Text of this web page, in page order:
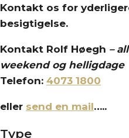
Kontakt os for
besigtigelse.
Kontakt Rolf Høegh – a
weekend og helligdage
Telefon: 4073 1800
eller send en mail…..
Type